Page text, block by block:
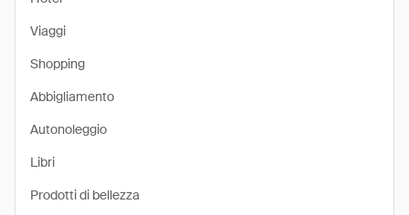
Viaggi
Shopping
Abbigliamento
Autonoleggio
Libri
Prodotti di bellezza